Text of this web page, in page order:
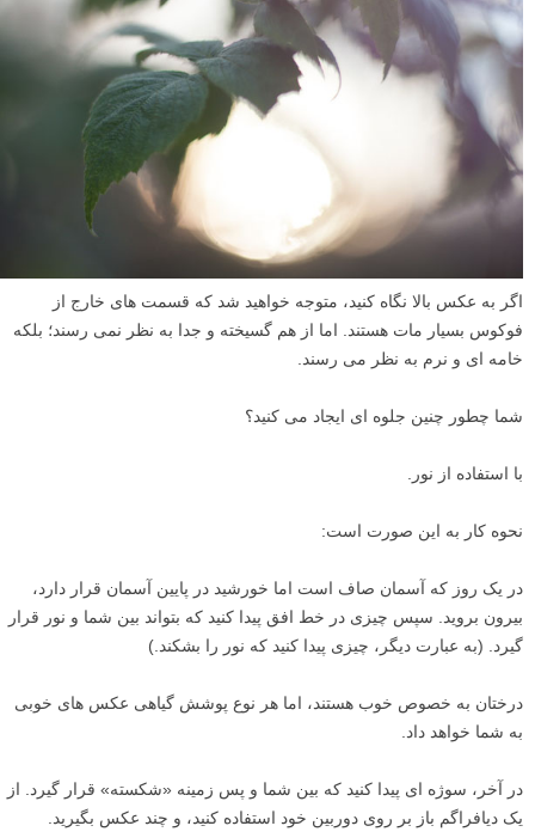
اگر به عکس بالا نگاه کنید، متوجه خواهید شد که قسمت های خارج از
فوکوس بسیار مات هستند. اما از هم گسیخته و جدا به نظر نمی رسند؛ بلکه
خامه ای و نرم به نظر می رسند.
شما چطور چنین جلوه ای ایجاد می کنید؟
با استفاده از نور.
نحوه کار به این صورت است:
در یک روز که آسمان صاف است اما خورشید در پایین آسمان قرار دارد،
بیرون بروید. سپس چیزی در خط افق پیدا کنید که بتواند بین شما و نور قرار
گیرد. (به عبارت دیگر، چیزی پیدا کنید که نور را بشکند.)
درختان به خصوص خوب هستند، اما هر نوع پوشش گیاهی عکس های خوبی
به شما خواهد داد.
در آخر، سوژه ای پیدا کنید که بین شما و پس زمینه «شکسته» قرار گیرد. از
یک دیافراگم باز بر روی دوربین خود استفاده کنید، و چند عکس بگیرید.